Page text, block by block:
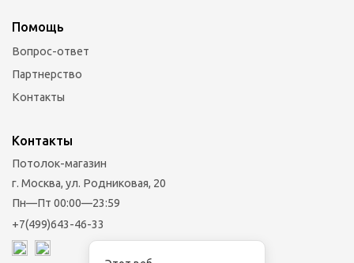
Помощь
Вопрос-ответ
Партнерство
Контакты
Контакты
Потолок-магазин
г. Москва, ул. Родниковая, 20
Пн—Пт 00:00—23:59
+7(499)643-46-33